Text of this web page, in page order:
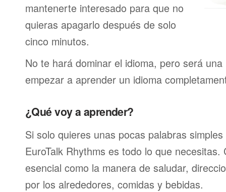
mantenerte interesado para que no
quieras apagarlo después de solo
cinco minutos.
No te hará dominar el idioma, pero será
empezar a aprender un idioma
¿Qué voy a aprender?
Si solo quieres unas pocas palabras
EuroTalk Rhythms es todo lo que
esencial como la manera de saludar,
por los alrededores, comidas y bebidas.